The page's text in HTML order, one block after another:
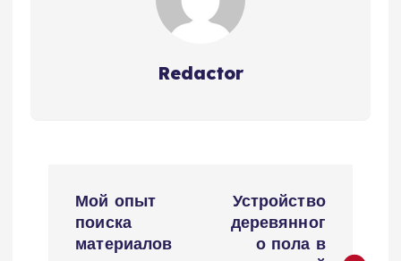
Redactor
Мой опыт
поиска
материалов
Устройство
деревянног
о пола в